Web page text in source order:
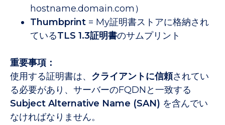
hostname.domain.com）
Thumbprint = My証明書ストアに格納され
ているTLS 1.3証明書のサムプリント
重要事項：
使用する証明書は、 クライアントに信頼されてい
る必要があり、サーバーのFQDNと一致する
Subject Alternative Name (SAN) を含んでい
なければなりません。